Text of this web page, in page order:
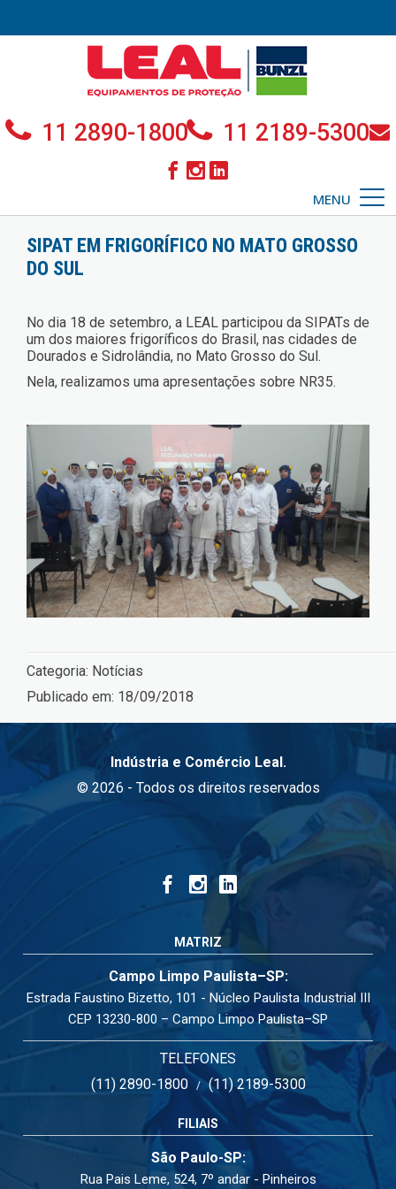
11 2890-1800 11 2189-5300
MENU
SIPAT EM FRIGORÍFICO NO MATO GROSSO
DO SUL
No dia 18 de setembro, a LEAL participou da SIPATs de
um dos maiores frigoríficos do Brasil, nas cidades de
Dourados e Sidrolândia, no Mato Grosso do Sul.
Nela, realizamos uma apresentações sobre NR35.
Categoria: Notícias
Publicado em: 18/09/2018
Indústria e Comércio Leal.
© 2026 - Todos os direitos reservados
MATRIZ
Campo Limpo Paulista–SP:
Estrada Faustino Bizetto, 101 - Núcleo Paulista Industrial III
CEP 13230-800 – Campo Limpo Paulista–SP
TELEFONES
(11) 2890-1800/(11) 2189-5300
FILIAIS
São Paulo-SP:
Rua Pais Leme, 524, 7º andar - Pinheiros